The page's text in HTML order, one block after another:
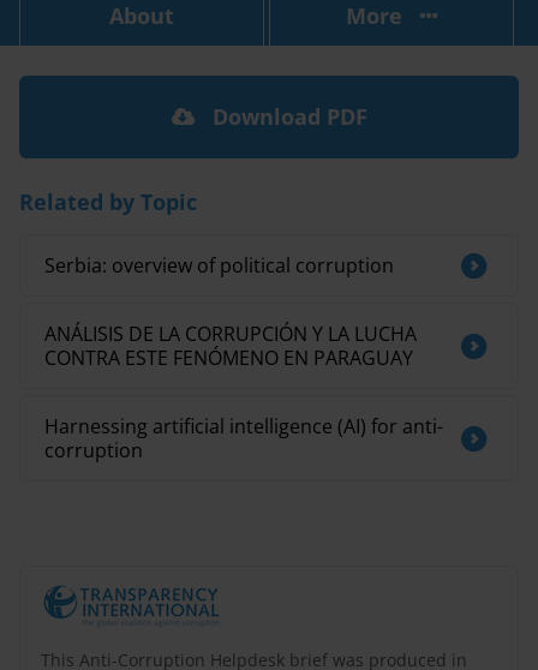
About More
This Anti-Corruption Helpdesk brief was produced in
Download PDF
Related by Topic
Serbia: overview of political corruption
ANÁLISIS DE LA CORRUPCIÓN Y LA LUCHA
CONTRA ESTE FENÓMENO EN PARAGUAY
Harnessing artificial intelligence (AI) for anti-
corruption